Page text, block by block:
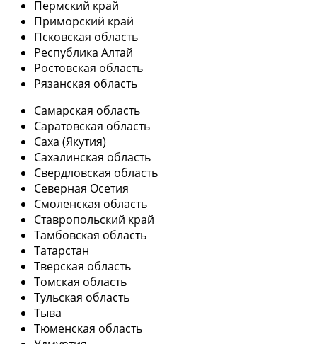
Пермский край
Приморский край
Псковская область
Республика Алтай
Ростовская область
Рязанская область
Самарская область
Саратовская область
Саха (Якутия)
Сахалинская область
Свердловская область
Северная Осетия
Смоленская область
Ставропольский край
Тамбовская область
Татарстан
Тверская область
Томская область
Тульская область
Тыва
Тюменская область